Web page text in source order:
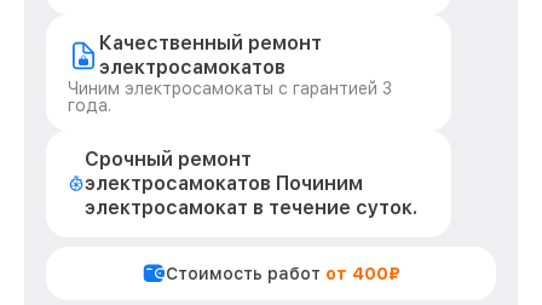
Качественный ремонт
электросамокатов
Чиним электросамокаты с гарантией 3
года.
Срочный ремонт
электросамокатов Починим
электросамокат в течение суток.
Стоимость работ от 400₽